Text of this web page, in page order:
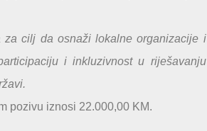
za cilj da osnaži lokalne organizacije i
i inkluzivnost u riješavanju
pozivu iznosi 22.000,00 KM.